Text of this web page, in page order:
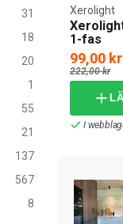
31
18
20
1
55
21
137
567
8
En
ändra
och
Genom att
förändras
Om du
lampor och
En
1-fas
Xerolight
99,00 kr
222,00 kr
I